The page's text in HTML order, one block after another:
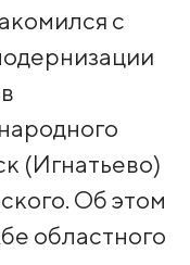
с
(Игнатьево)
Об этом
областного